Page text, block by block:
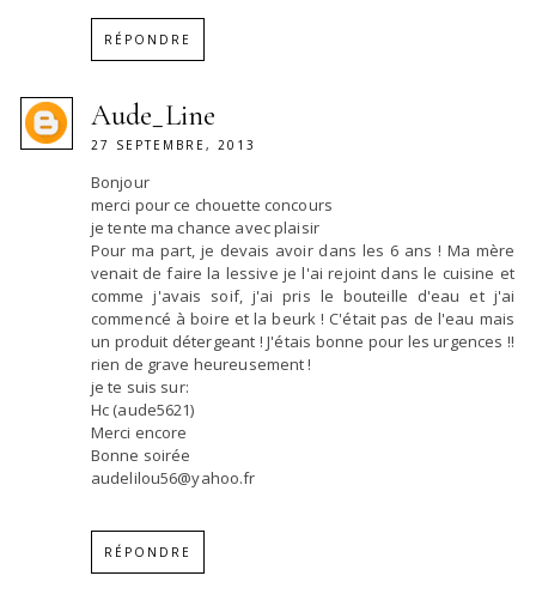
RÉPONDRE
Aude_Line
27 SEPTEMBRE, 2013
Bonjour
merci pour ce chouette concours
je tente ma chance avec plaisir
Pour ma part, je devais avoir dans les 6 ans ! Ma mère
venait de faire la lessive je l'ai rejoint dans le cuisine et
comme j'avais soif, j'ai pris le bouteille d'eau et j'ai
commencé à boire et la beurk ! C'était pas de l'eau mais
un produit détergeant ! J'étais bonne pour les urgences !!
rien de grave heureusement !
je te suis sur:
Hc (aude5621)
Merci encore
Bonne soirée
audelilou56@yahoo.fr
RÉPONDRE